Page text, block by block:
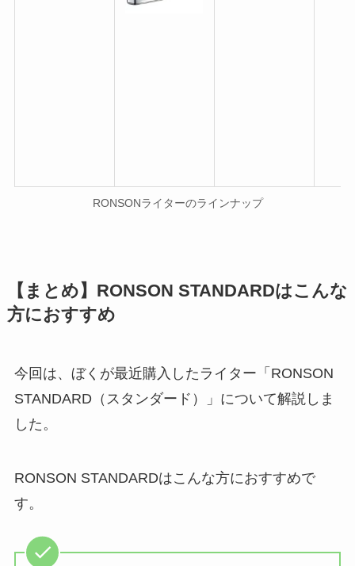
RONSONライターのラインナップ
【まとめ】RONSON STANDARDはこんな
方におすすめ
今回は、ぼくが最近購入したライター「RONSON
STANDARD（スタンダード）」について解説しま
した。
RONSON STANDARDはこんな方におすすめで
す。